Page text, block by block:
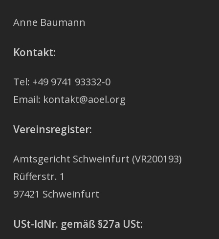
Anne Baumann
Kontakt:
Tel: +49 9741 93332-0
Email: kontakt@aoel.org
Vereinsregister:
Amtsgericht Schweinfurt (VR200193)
Rüfferstr. 1
97421 Schweinfurt
USt-IdNr. gemäß §27a USt: